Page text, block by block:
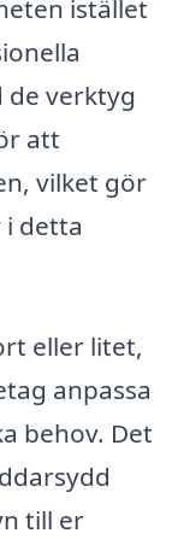
istället
verktyg
att
vilket gör
detta
eller litet,
anpassa
behov. Det
till er